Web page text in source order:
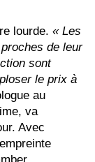
lourde. « Les
de leur
sont
le prix à
au
va
Avec